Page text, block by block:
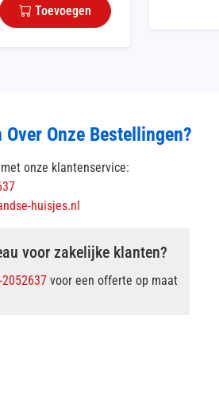
Toevoegen
Over Onze Bestellingen?
onze klantenservice:
huisjes.nl
voor zakelijke klanten?
2052637 voor een offerte op maat